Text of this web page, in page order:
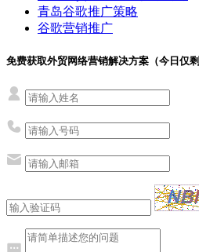
青岛谷歌推广策略
谷歌营销推广
免费获取外贸网络营销解决方案（今日仅剩